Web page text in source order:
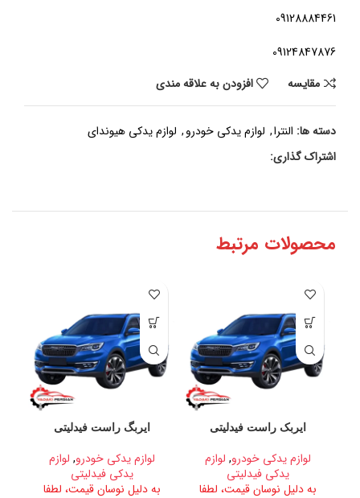
09128884461
09124847876
مقايسه
افزودن به علاقه مندی
دسته ها: النترا, لوازم یدکی خودرو, لوازم یدکی هیوندای
اشتراک گذاری:
محصولات مرتبط
ایربک راست فیدلیتی
لوازم یدکی خودرو, لوازم
یدکی فیدلیتی
به دلیل نوسان قیمت، لطفا
ایربگ راست فیدلیتی
لوازم یدکی خودرو, لوازم
یدکی فیدلیتی
به دلیل نوسان قیمت، لطفا